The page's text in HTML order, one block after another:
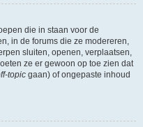
die in staan voor de
in de forums die ze modereren,
sluiten, openen, verplaatsen,
ze er gewoon op toe zien dat
topic gaan) of ongepaste inhoud